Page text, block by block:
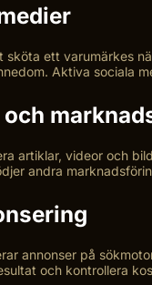
sköta ett varumärkes
Aktiva sociala
artiklar, videor och
andra
annonser på
och kontrollera